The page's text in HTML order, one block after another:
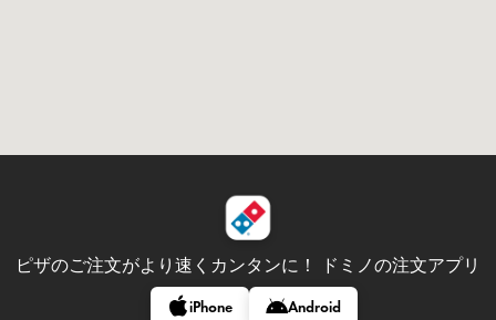
ピザのご注文がより速くカンタンに！ ドミノの注文アプリ
iPhone Android